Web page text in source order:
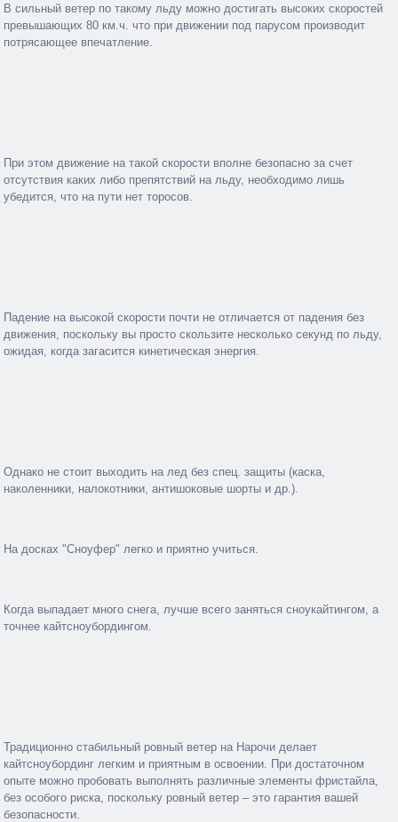
В сильный ветер по такому льду можно достигать высоких скоростей
превышающих 80 км.ч. что при движении под парусом производит
потрясающее впечатление.
При этом движение на такой скорости вполне безопасно за счет
отсутствия каких либо препятствий на льду, необходимо лишь
убедится, что на пути нет торосов.
Падение на высокой скорости почти не отличается от падения без
движения, поскольку вы просто скользите несколько секунд по льду,
ожидая, когда загасится кинетическая энергия.
Однако не стоит выходить на лед без спец. защиты (каска,
наколенники, налокотники, антишоковые шорты и др.).
На досках "Сноуфер" легко и приятно учиться.
Когда выпадает много снега, лучше всего заняться сноукайтингом, а
точнее кайтсноубордингом.
Традиционно стабильный ровный ветер на Нарочи делает
кайтсноубординг легким и приятным в освоении. При достаточном
опыте можно пробовать выполнять различные элементы фристайла,
без особого риска, поскольку ровный ветер – это гарантия вашей
безопасности.